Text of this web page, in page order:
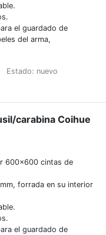
el guardado de
del arma,
Estado: nuevo
carabina Coihue
600x600 cintas de
forrada en su interior
el guardado de